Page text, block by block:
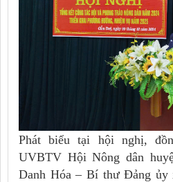
Phát biểu tại hội nghị,
UVBTV Hội Nông dân
Danh Hóa – Bí thư Đảng ủy